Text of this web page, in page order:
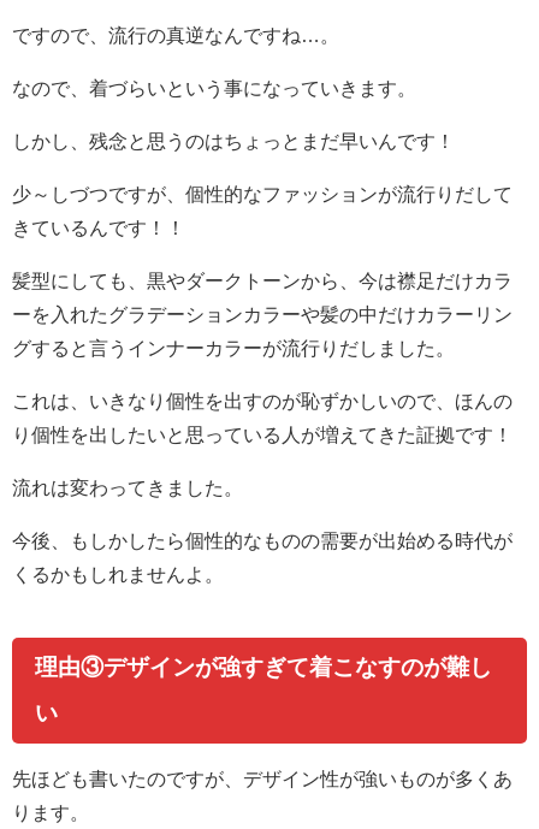
ですので、流行の真逆なんですね…。
なので、着づらいという事になっていきます。
しかし、残念と思うのはちょっとまだ早いんです！
少～しづつですが、個性的なファッションが流行りだして
きているんです！！
髪型にしても、黒やダークトーンから、今は襟足だけカラ
ーを入れたグラデーションカラーや髪の中だけカラーリン
グすると言うインナーカラーが流行りだしました。
これは、いきなり個性を出すのが恥ずかしいので、ほんの
り個性を出したいと思っている人が増えてきた証拠です！
流れは変わってきました。
今後、もしかしたら個性的なものの需要が出始める時代が
くるかもしれませんよ。
理由③デザインが強すぎて着こなすのが難し
い
先ほども書いたのですが、デザイン性が強いものが多くあ
ります。